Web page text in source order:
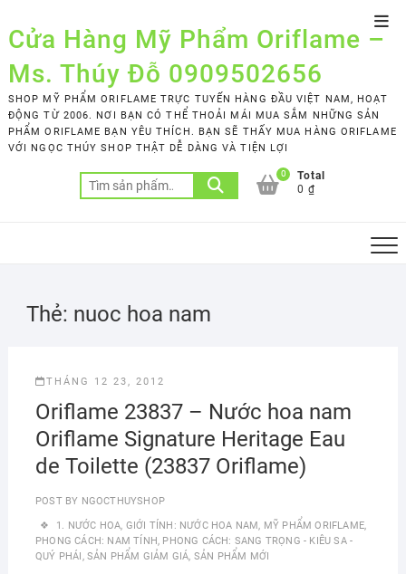
to
content
Cửa Hàng Mỹ Phẩm Oriflame –
Ms. Thúy Đỗ 0909502656
SHOP MỸ PHẨM ORIFLAME TRỰC TUYẾN HÀNG ĐẦU VIỆT NAM, HOẠT
ĐỘNG TỪ 2006. NƠI BẠN CÓ THỂ THOẢI MÁI MUA SẮM NHỮNG SẢN
PHẨM ORIFLAME BẠN YÊU THÍCH. BẠN SẼ THẤY MUA HÀNG ORIFLAME
VỚI NGỌC THÚY SHOP THẬT DỄ DÀNG VÀ TIỆN LỢI
Tìm
kiếm:
0
Total
0 ₫
Thẻ: nuoc hoa nam
THÁNG 12 23, 2012
Oriflame 23837 – Nước hoa nam
Oriflame Signature Heritage Eau
de Toilette (23837 Oriflame)
POST BY NGOCTHUYSHOP
1. NƯỚC HOA, GIỚI TÍNH: NƯỚC HOA NAM, MỸ PHẨM ORIFLAME,
PHONG CÁCH: NAM TÍNH, PHONG CÁCH: SANG TRỌNG - KIÊU SA -
QUÝ PHÁI, SẢN PHẨM GIẢM GIÁ, SẢN PHẨM MỚI